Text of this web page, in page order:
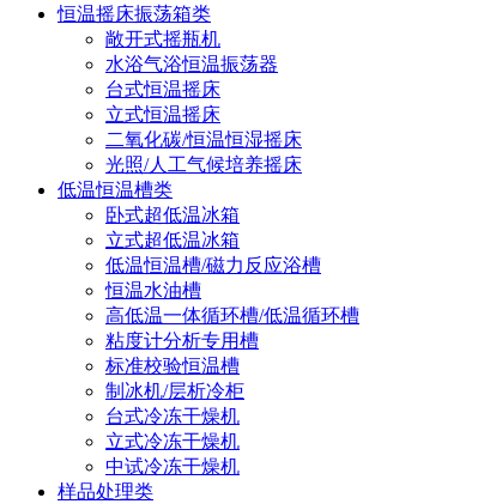
恒温摇床振荡箱类
敞开式摇瓶机
水浴气浴恒温振荡器
台式恒温摇床
立式恒温摇床
二氧化碳/恒温恒湿摇床
光照/人工气候培养摇床
低温恒温槽类
卧式超低温冰箱
立式超低温冰箱
低温恒温槽/磁力反应浴槽
恒温水油槽
高低温一体循环槽/低温循环槽
粘度计分析专用槽
标准校验恒温槽
制冰机/层析冷柜
台式冷冻干燥机
立式冷冻干燥机
中试冷冻干燥机
样品处理类